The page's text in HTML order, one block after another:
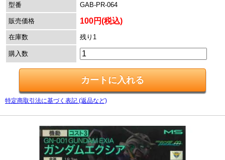
型番 GAB-PR-064
販売価格 100円(税込)
在庫数 残り1
購入数
特定商取引法に基づく表記 (返品など)